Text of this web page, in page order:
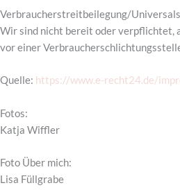
Verbraucher­streit­beilegung/
Wir sind nicht bereit oder verpflichtet,
vor einer
Quelle: https://www.e-recht24.de/
Fotos:
Katja Wiffler
Foto Über mich:
Lisa Füllgrabe